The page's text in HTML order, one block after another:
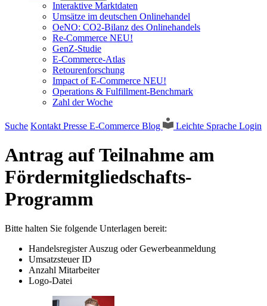
Interaktive Marktdaten
Umsätze im deutschen Onlinehandel
OeNO: CO2-Bilanz des Onlinehandels
Re-Commerce NEU!
GenZ-Studie
E-Commerce-Atlas
Retourenforschung
Impact of E-Commerce NEU!
Operations & Fulfillment-Benchmark
Zahl der Woche
Suche Kontakt Presse E-Commerce Blog Leichte Sprache Login
Antrag auf Teilnahme am
Fördermitgliedschafts-
Programm
Bitte halten Sie folgende Unterlagen bereit:
Handelsregister Auszug oder Gewerbeanmeldung
Umsatzsteuer ID
Anzahl Mitarbeiter
Logo-Datei